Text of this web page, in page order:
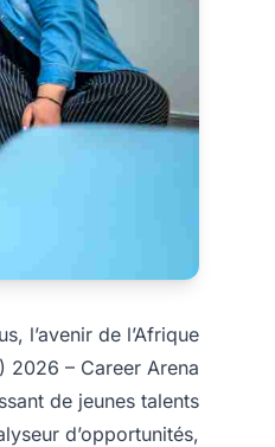
l’avenir de l’Afrique ?
2026 – Career Arena
de jeunes talents
d’opportunités,